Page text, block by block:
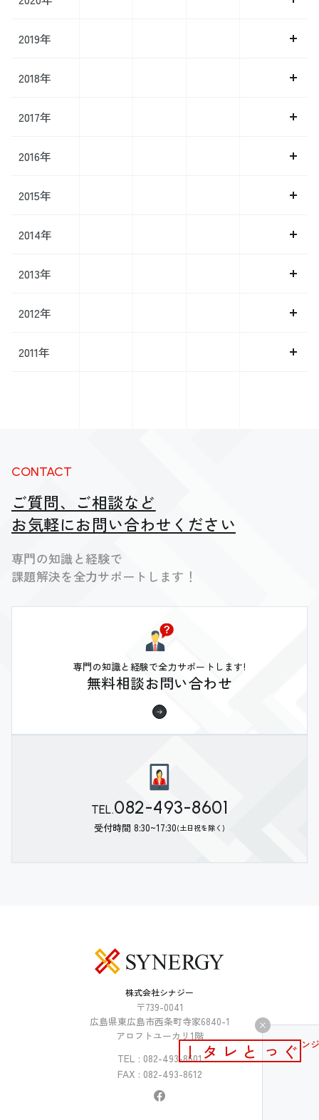
2019年
2018年
2017年
2016年
2015年
2014年
2013年
2012年
2011年
CONTACT
ご質問、ご相談など
お気軽にお問い合わせください
専門の知識と経験で
課題解決を全力サポートします！
TEL.082-493-8601
受付時間 8:30~17:30(土日祝を除く)
専門の知識と経験で全力サポートします!
無料相談お問い合わせ
株式会社シナジー
〒739-0041
広島県東広島市西条町寺家6840-1
アロフトユーカリ1階
TEL : 082-493-8601
FAX : 082-493-8612
メールマガジン
ぐっとレター